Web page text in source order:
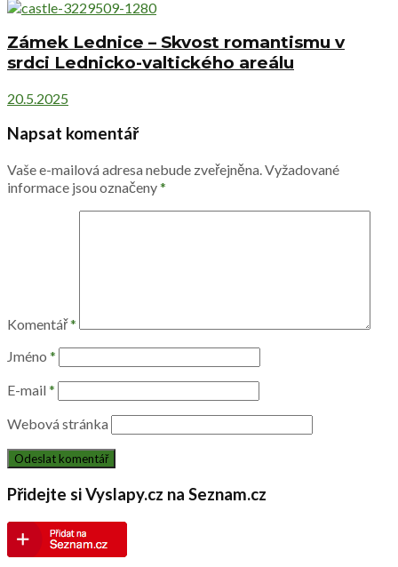
Zámek Lednice – Skvost romantismu v
srdci Lednicko-valtického areálu
20.5.2025
Napsat komentář
Vaše e-mailová adresa nebude zveřejněna. Vyžadované
informace jsou označeny*
Komentář*
Jméno *
E-mail *
Webová stránka
Přidejte si Vyslapy.cz na Seznam.cz